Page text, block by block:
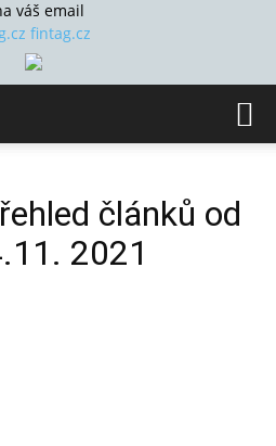
váš email
fintag.cz
článků od
2021